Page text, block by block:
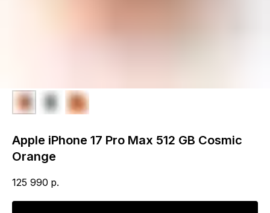
Apple iPhone 17 Pro Max 512 GB Cosmic
Orange
125 990 р.